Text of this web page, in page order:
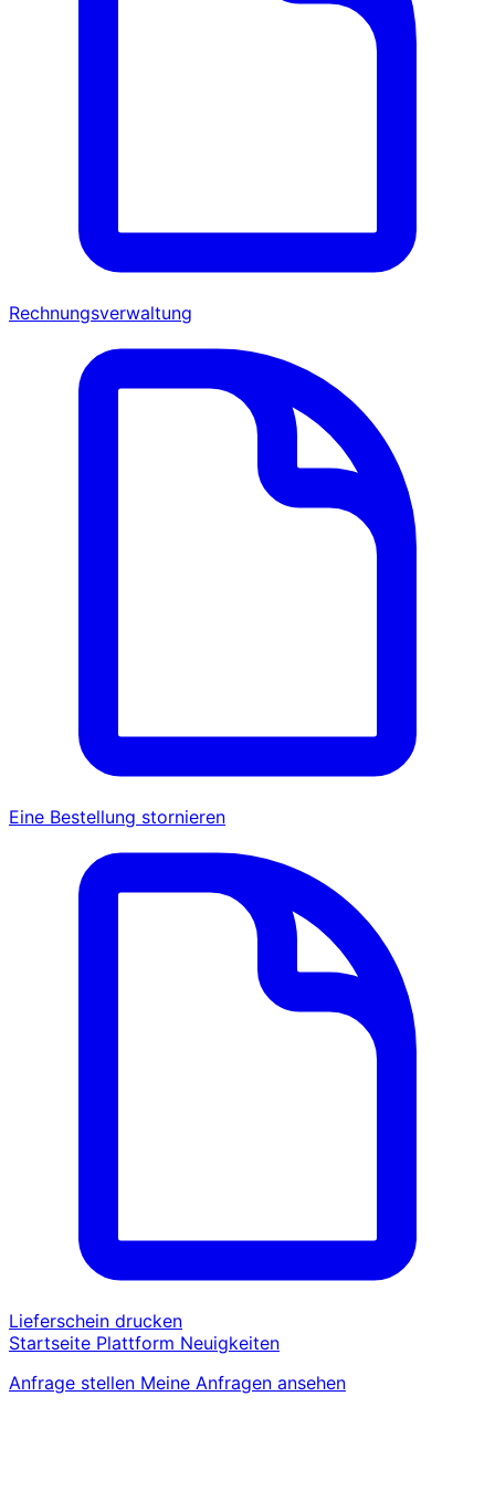
Rechnungsverwaltung
Eine Bestellung stornieren
Lieferschein drucken
Startseite Plattform Neuigkeiten
Anfrage stellen Meine Anfragen ansehen